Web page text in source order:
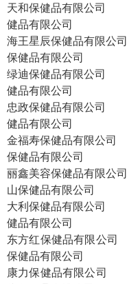
天和保健品有限公司
健品有限公司
海王星辰保健品有限公司
保健品有限公司
绿迪保健品有限公司
健品有限公司
忠政保健品有限公司
健品有限公司
金福寿保健品有限公司
保健品有限公司
丽鑫美容保健品有限公司
山保健品有限公司
大利保健品有限公司
健品有限公司
东方红保健品有限公司
保健品有限公司
康力保健品有限公司